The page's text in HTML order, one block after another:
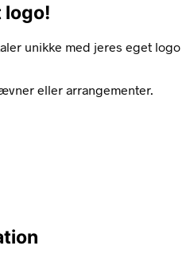
logo!
unikke med jeres eget logo
eller arrangementer.